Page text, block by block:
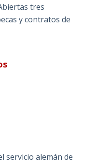
tres
y contratos de
servicio alemán de